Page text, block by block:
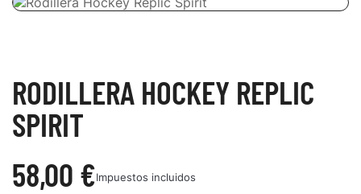
RODILLERA HOCKEY REPLIC
SPIRIT
58,00 €Impuestos incluidos